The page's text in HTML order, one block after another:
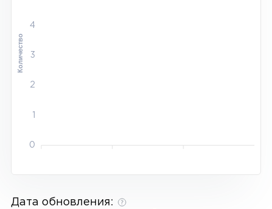
4
3
2
1
0
Количество
Дата обновления: